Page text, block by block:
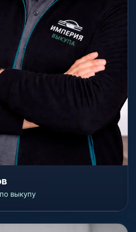
выкупу